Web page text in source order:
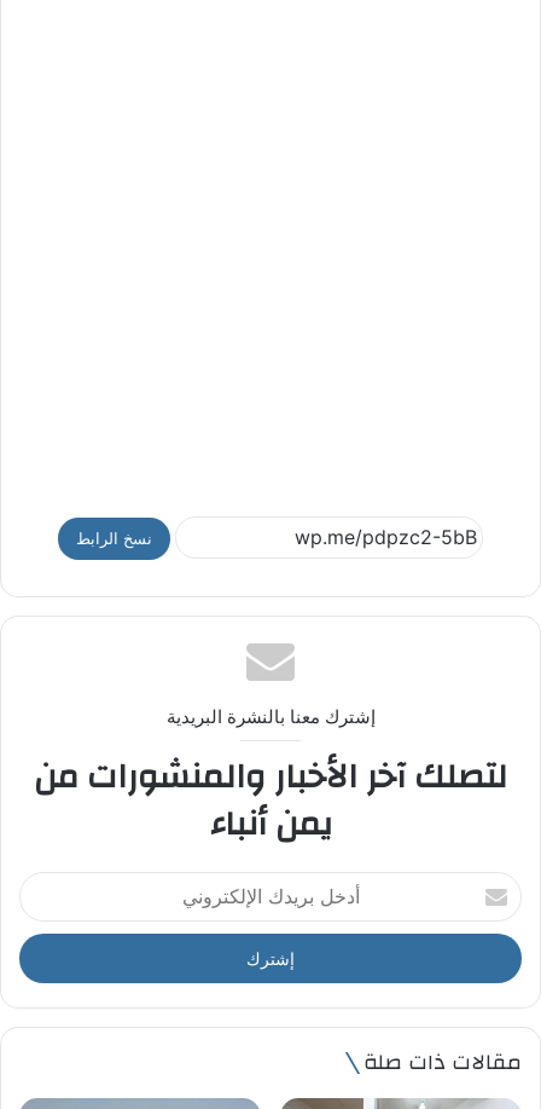
نسخ الرابط
إشترك معنا بالنشرة البريدية
لتصلك آخر الأخبار والمنشورات من
يمن أنباء
أ
د
خ
ل
ر
د
مقالات ذات صلة